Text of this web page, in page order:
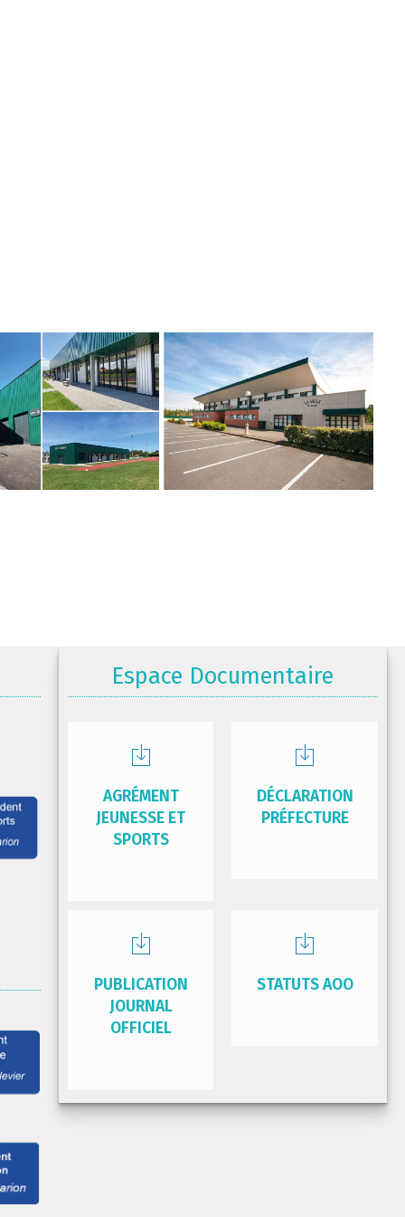
Espace Documentaire
AGRÉMENT
JEUNESSE ET
SPORTS
DÉCLARATION
PRÉFECTURE
PUBLICATION
JOURNAL
OFFICIEL
STATUTS AOO